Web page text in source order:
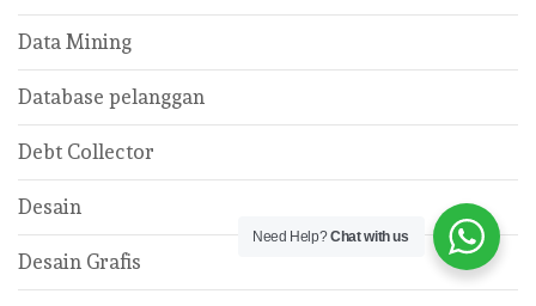
Data Mining
Database pelanggan
Debt Collector
Desain
Desain Grafis
Need Help?Chat with us